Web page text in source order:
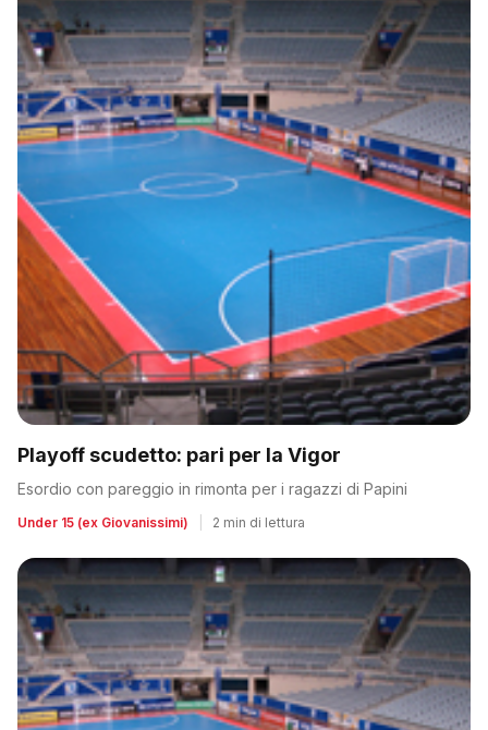
Playoff scudetto: pari per la Vigor
Esordio con pareggio in rimonta per i ragazzi di Papini
Under 15 (ex Giovanissimi) 2 min di lettura